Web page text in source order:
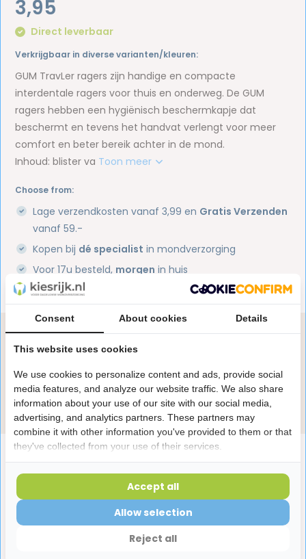
3,95
Direct leverbaar
Verkrijgbaar in diverse varianten/kleuren:
GUM TravLer ragers zijn handige en compacte
interdentale ragers voor thuis en onderweg. De GUM
ragers hebben een hygiënisch beschermkapje dat
beschermt en tevens het handvat verlengt voor meer
comfort en beter bereik achter in de mond.
Inhoud: blister va Toon meer
Choose from:
Lage verzendkosten vanaf 3,99 en Gratis Verzenden
vanaf 59.-
Kopen bij dé specialist in mondverzorging
Voor 17u besteld, morgen in huis
1 miljoen+tevreden klanten
Productomschrijving
Reviews
Heb je een vraag over dit product?
Onze specialisten helpen je graag! Spreek ons aan
in de chat of stuur een e-mail.
Stuur e-mail
Laatst bekeken producten
Consent About cookies Details
This website uses cookies
We use cookies to personalize content and ads, provide social
media features, and analyze our website traffic. We also share
information about your use of our site with our social media,
advertising, and analytics partners. These partners may
combine it with other information you've provided to them or that
they've collected from your use of their services.
Reject all
Allow selection
Accept all